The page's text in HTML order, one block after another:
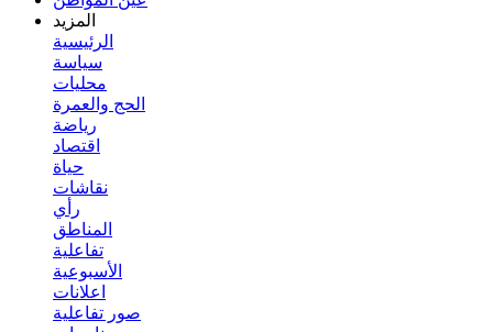
المزيد
الرئيسية
سياسة
محليات
الحج والعمرة
رياضة
اقتصاد
حياة
نقاشات
رأي
المناطق
تفاعلية
الأسبوعية
اعلانات
صور تفاعلية